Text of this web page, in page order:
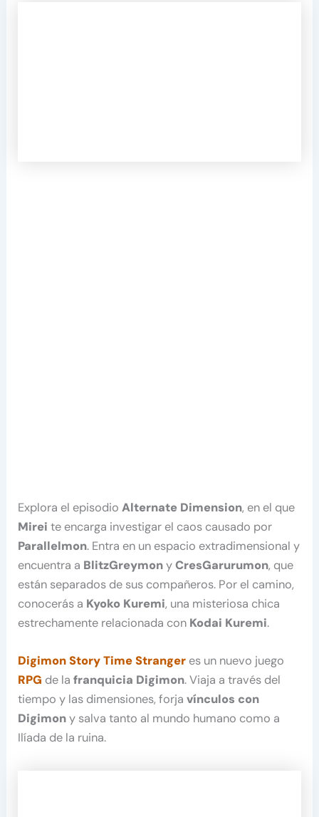
Explora el episodioAlternate Dimension, en el que
Mirei te encarga investigar el caos causado por
Parallelmon. Entra en un espacio extradimensional y
encuentra a BlitzGreymonyCresGarurumon, que
están separados de sus compañeros. Por el camino,
conocerás a Kyoko Kuremi, una misteriosa chica
estrechamente relacionada con Kodai Kuremi.
Digimon Story Time Stranger es un nuevo juego
RPG de lafranquicia Digimon. Viaja a través del
tiempo y las dimensiones, forjavínculos con
Digimony salva tanto al mundo humano como a
Ilíada de la ruina.